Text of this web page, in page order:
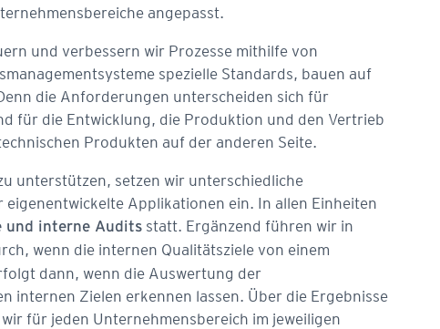
angepasst.
und ­verbessern wir Prozesse mithilfe von
spezielle Standards, bauen auf
die Anforderungen unterscheiden sich für
für die Entwicklung, die Produktion und den Vertrieb
Produkten auf der anderen Seite.
unterstützen, setzen wir unterschiedliche
eigenentwickelte Applikationen ein. In allen Einheiten
und interne Audits statt. Ergänzend führen wir in
wenn die internen Qualitätsziele von einem
dann, wenn die Auswertung der
internen Zielen erkennen lassen. Über die Ergebnisse
für jeden Unternehmensbereich im jeweiligen